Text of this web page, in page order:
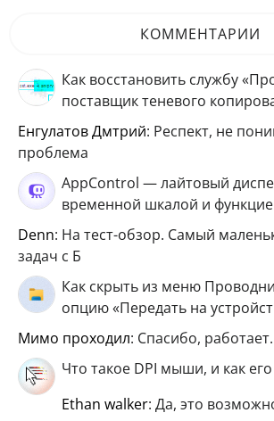
КОММЕНТАРИИ
Как восстановить службу
поставщик теневого
Енгулатов Дмтрий: Респект, не
проблема
AppControl — лайтовый
временной шкалой и
Denn: На тест-обзор. Самый
задач с Б
Как скрыть из меню
опцию «Передать на
мимо проходил: Спасибо, работает.
Что такое DPI мыши, и как его
ethan walker: Да, это